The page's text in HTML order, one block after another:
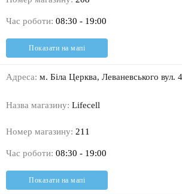
Час роботи: 08:30 - 19:00
Показати на мапі
Адреса: м. Біла Церква, Леваневського вул.
Назва магазину: Lifecell
Номер магазину: 211
Час роботи: 08:30 - 19:00
Показати на мапі